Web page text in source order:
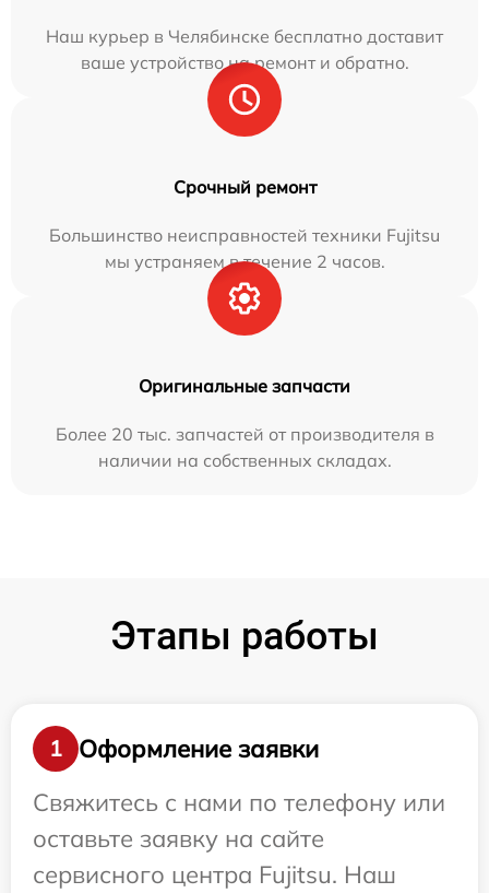
Наш курьер в Челябинске бесплатно доставит
ваше устройство на ремонт и обратно.
Срочный ремонт
Большинство неисправностей техники Fujitsu
мы устраняем в течение 2 часов.
Оригинальные запчасти
Более 20 тыс. запчастей от производителя в
наличии на собственных складах.
Этапы работы
1
Оформление заявки
Свяжитесь с нами по телефону или
оставьте заявку на сайте
сервисного центра Fujitsu. Наш